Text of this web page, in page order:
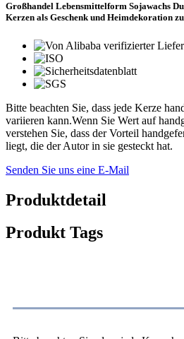
Großhandel Lebensmittelform Sojawachs
Kerzen als Geschenk und Heimdekoration
Bitte beachten Sie, dass jede Kerze
variieren kann.Wenn Sie Wert auf
verstehen Sie, dass der Vorteil
liegt, die der Autor in sie gesteckt hat.
Senden Sie uns eine E-Mail
Produktdetail
Produkt Tags